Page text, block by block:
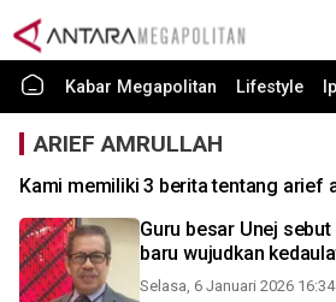
Kabar Megapolitan Lifestyle
ARIEF AMRULLAH
Kami memiliki 3 berita tentang arief
Guru besar Unej sebut
baru wujudkan
Selasa, 6 Januari 2026 16:34